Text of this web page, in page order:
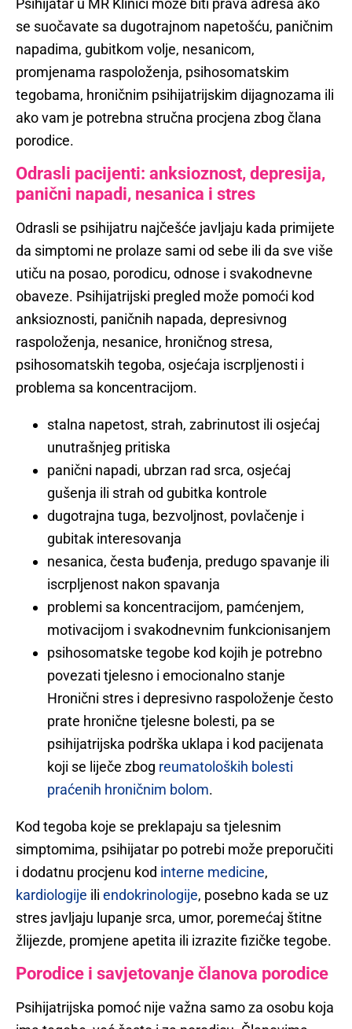
Psihijatar u MR Klinici može biti prava adresa ako
se suočavate sa dugotrajnom napetošću, paničnim
napadima, gubitkom volje, nesanicom,
promjenama raspoloženja, psihosomatskim
tegobama, hroničnim psihijatrijskim dijagnozama ili
ako vam je potrebna stručna procjena zbog člana
porodice.
Odrasli pacijenti: anksioznost, depresija,
panični napadi, nesanica i stres
Odrasli se psihijatru najčešće javljaju kada primijete
da simptomi ne prolaze sami od sebe ili da sve više
utiču na posao, porodicu, odnose i svakodnevne
obaveze. Psihijatrijski pregled može pomoći kod
anksioznosti, paničnih napada, depresivnog
raspoloženja, nesanice, hroničnog stresa,
psihosomatskih tegoba, osjećaja iscrpljenosti i
problema sa koncentracijom.
stalna napetost, strah, zabrinutost ili osjećaj
unutrašnjeg pritiska
panični napadi, ubrzan rad srca, osjećaj
gušenja ili strah od gubitka kontrole
dugotrajna tuga, bezvoljnost, povlačenje i
gubitak interesovanja
nesanica, česta buđenja, predugo spavanje ili
iscrpljenost nakon spavanja
problemi sa koncentracijom, pamćenjem,
motivacijom i svakodnevnim funkcionisanjem
psihosomatske tegobe kod kojih je potrebno
povezati tjelesno i emocionalno stanje
Hronični stres i depresivno raspoloženje često
prate hronične tjelesne bolesti, pa se
psihijatrijska podrška uklapa i kod pacijenata
koji se liječe zbog reumatoloških bolesti
praćenih hroničnim bolom.
Kod tegoba koje se preklapaju sa tjelesnim
simptomima, psihijatar po potrebi može preporučiti
i dodatnu procjenu kod interne medicine,
kardiologije ili endokrinologije, posebno kada se uz
stres javljaju lupanje srca, umor, poremećaj štitne
žlijezde, promjene apetita ili izrazite fizičke tegobe.
Porodice i savjetovanje članova porodice
Psihijatrijska pomoć nije važna samo za osobu koja